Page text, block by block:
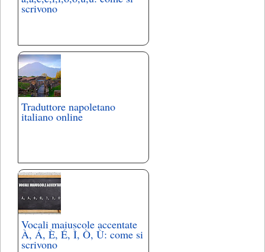
scrivono
Traduttore napoletano
italiano online
Vocali maiuscole accentate
À, Á, È, É, Ì, Ò, Ù: come si
scrivono